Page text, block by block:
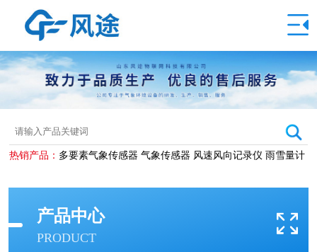
热销产品： 多要素气象传感器 气象传感器 风速风向记录仪 雨雪量计
产品中心
PRODUCT